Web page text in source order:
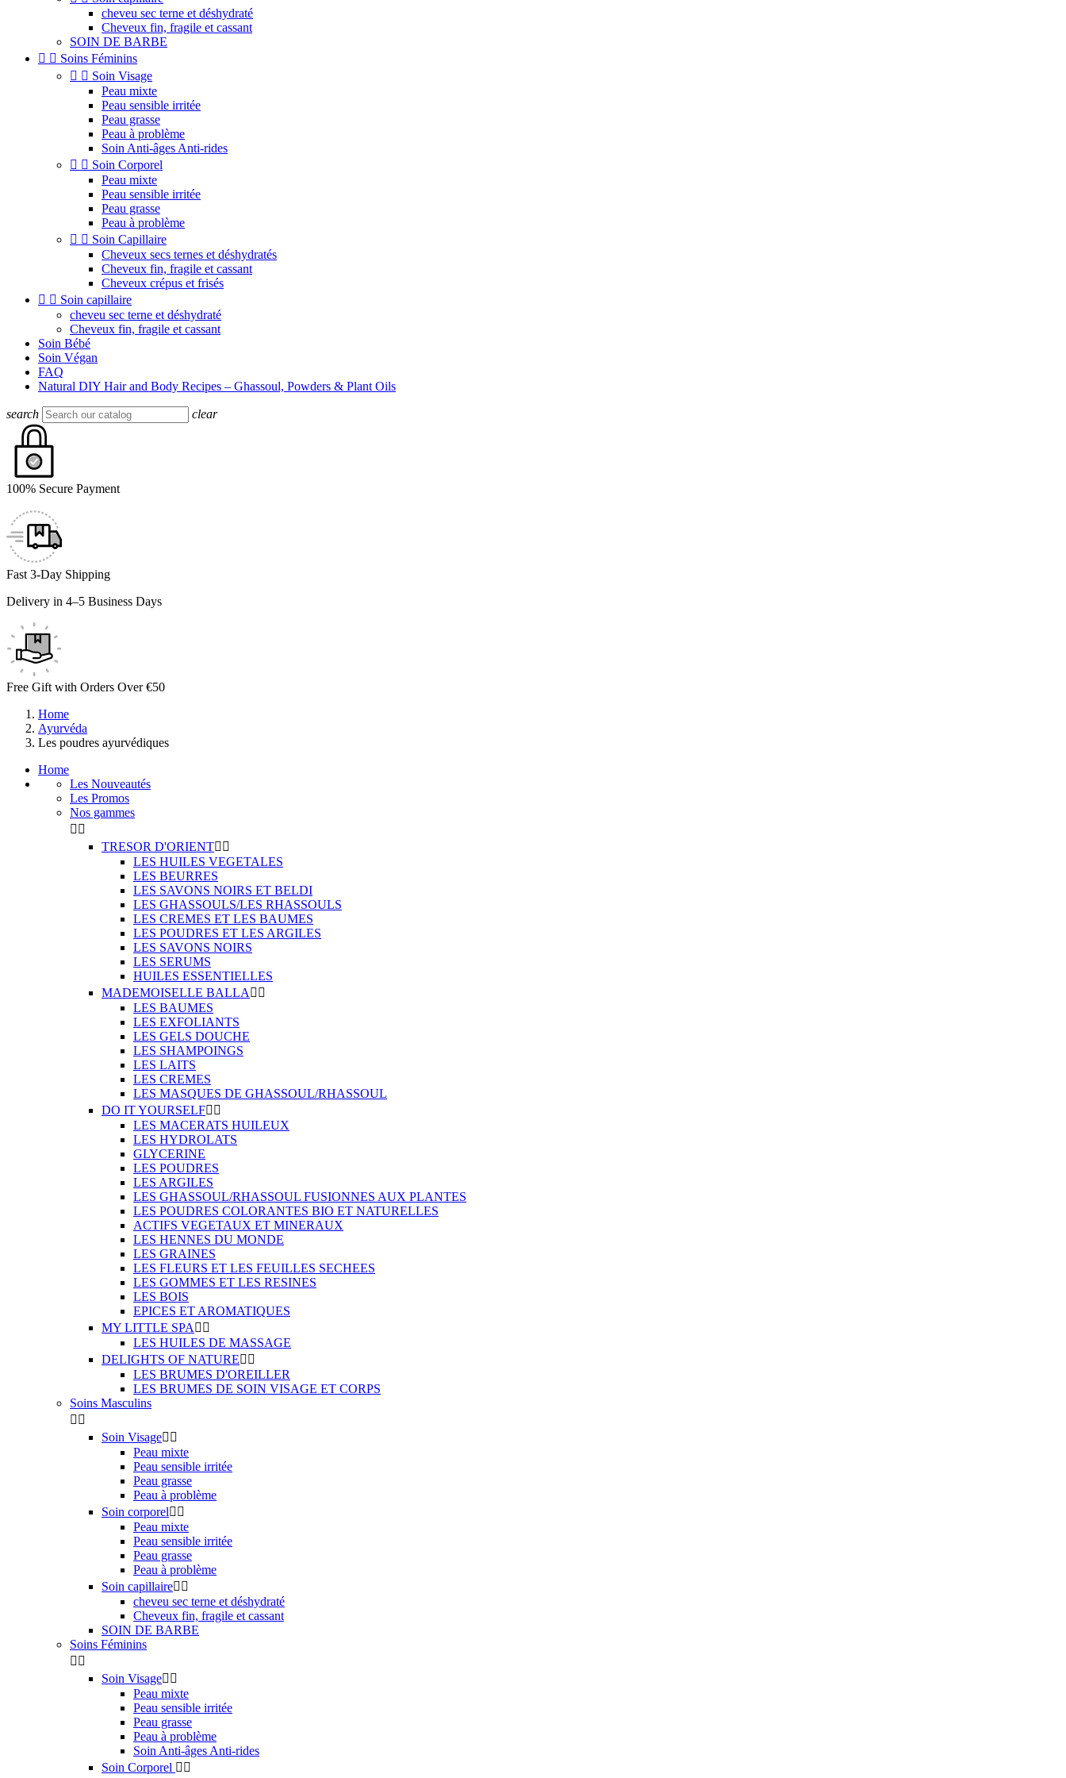
cheveu sec terne et déshydraté
Cheveux fin, fragile et cassant
SOIN DE BARBE
  Soins Féminins
  Soin Visage
Peau mixte
Peau sensible irritée
Peau grasse
Peau à problème
Soin Anti-âges Anti-rides
  Soin Corporel
Peau mixte
Peau sensible irritée
Peau grasse
Peau à problème
  Soin Capillaire
Cheveux secs ternes et déshydratés
Cheveux fin, fragile et cassant
Cheveux crépus et frisés
  Soin capillaire
cheveu sec terne et déshydraté
Cheveux fin, fragile et cassant
Soin Bébé
Soin Végan
FAQ
Natural DIY Hair and Body Recipes – Ghassoul, Powders & Plant Oils
search clear
100% Secure Payment
Fast 3-Day Shipping
Delivery in 4–5 Business Days
Free Gift with Orders Over €50
Home
Ayurvéda
Les poudres ayurvédiques
Home
Les Nouveautés
Les Promos
Nos gammes
 
TRESOR D'ORIENT 
LES HUILES VEGETALES
LES BEURRES
LES SAVONS NOIRS ET BELDI
LES GHASSOULS/LES RHASSOULS
LES CREMES ET LES BAUMES
LES POUDRES ET LES ARGILES
LES SAVONS NOIRS
LES SERUMS
HUILES ESSENTIELLES
MADEMOISELLE BALLA  
LES BAUMES
LES EXFOLIANTS
LES GELS DOUCHE
LES SHAMPOINGS
LES LAITS
LES CREMES
LES MASQUES DE GHASSOUL/RHASSOUL
DO IT YOURSELF 
LES MACERATS HUILEUX
LES HYDROLATS
GLYCERINE
LES POUDRES
LES ARGILES
LES GHASSOUL/RHASSOUL FUSIONNES AUX PLANTES
LES POUDRES COLORANTES BIO ET NATURELLES
ACTIFS VEGETAUX ET MINERAUX
LES HENNES DU MONDE
LES GRAINES
LES FLEURS ET LES FEUILLES SECHEES
LES GOMMES ET LES RESINES
LES BOIS
EPICES ET AROMATIQUES
MY LITTLE SPA  
LES HUILES DE MASSAGE
DELIGHTS OF NATURE 
LES BRUMES D'OREILLER
LES BRUMES DE SOIN VISAGE ET CORPS
Soins Masculins
 
Soin Visage 
Peau mixte
Peau sensible irritée
Peau grasse
Peau à problème
Soin corporel 
Peau mixte
Peau sensible irritée
Peau grasse
Peau à problème
Soin capillaire 
cheveu sec terne et déshydraté
Cheveux fin, fragile et cassant
SOIN DE BARBE
Soins Féminins
 
Soin Visage 
Peau mixte
Peau sensible irritée
Peau grasse
Peau à problème
Soin Anti-âges Anti-rides
Soin Corporel  